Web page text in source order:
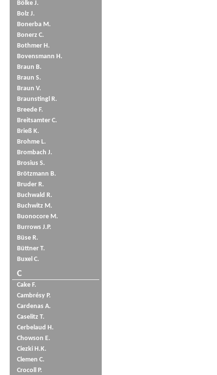
Bölke J.
Bolz J.
Bonerba M.
Bonerz C.
Bothmer H.
Bovensmann H.
Braun B.
Braun S.
Braun V.
Braunstingl R.
Breede F.
Breitsamter C.
Brieß K.
Brohme L.
Brombach J.
Brosius S.
Brötzmann B.
Bruder R.
Buchwald R.
Buchwitz M.
Buonocore M.
Burrows J.P.
Büse R.
Büttner T.
Buxel C.
C
Cake F.
Cambrésy P.
Cardenas A.
Caselitz T.
Cerbelaud H.
Chowson E.
Ciezki H.K.
Clemen C.
Crocoll P.